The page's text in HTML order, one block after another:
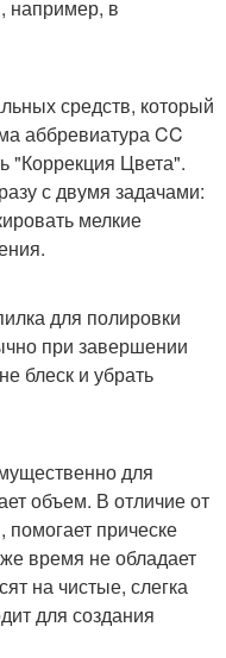
например, в
средств, который
аббревиатура CC
"Коррекция Цвета".
с двумя задачами:
мелкие
для полировки
при завершении
блеск и убрать
для
объем. В отличие от
помогает прическе
время не обладает
на чистые, слегка
для создания